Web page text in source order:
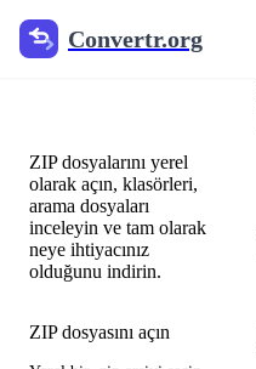
Convertr.org
ZIP
ZIP dosyalarını yerel
olarak açın, klasörleri,
arama dosyaları
inceleyin ve tam olarak
neye ihtiyacınız
olduğunu indirin.
ZIP dosyasını açın